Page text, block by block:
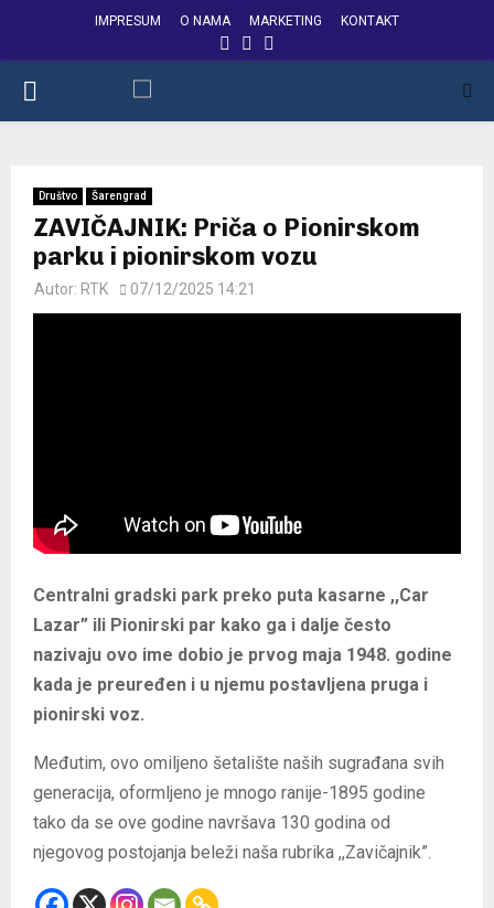
IMPRESUM O NAMA MARKETING KONTAKT
FACEBOOK
INSTAGRAM
PRIMARY
Društvo Šarengrad
ZAVIČAJNIK: Priča o Pionirskom
parku i pionirskom vozu
Autor: RTK 07/12/2025 14:21
Centralni gradski park preko puta kasarne ,,Car
Lazar” ili Pionirski par kako ga i dalje često
nazivaju ovo ime dobio je prvog maja 1948. godine
kada je preuređen i u njemu postavljena pruga i
pionirski voz.
Međutim, ovo omiljeno šetalište naših sugrađana svih
generacija, oformljeno je mnogo ranije-1895 godine
tako da se ove godine navršava 130 godina od
njegovog postojanja beleži naša rubrika ,,Zavičajnik”.